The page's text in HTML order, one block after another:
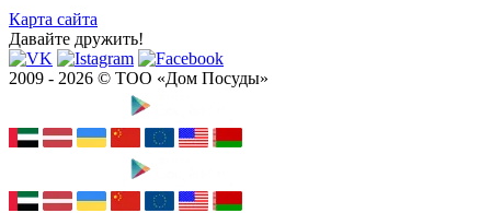
Карта сайта
Давайте дружить!
2009 - 2026 © ТОО «Дом Посуды»